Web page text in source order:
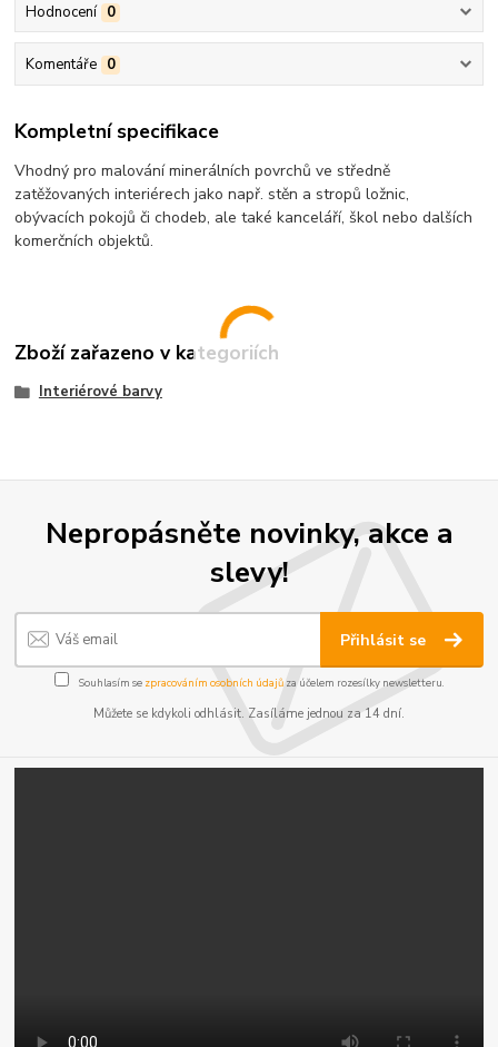
Hodnocení 0
Komentáře 0
Kompletní specifikace
Vhodný pro malování minerálních povrchů ve středně
zatěžovaných interiérech jako např. stěn a stropů ložnic,
obývacích pokojů či chodeb, ale také kanceláří, škol nebo dalších
komerčních objektů.
Zboží zařazeno v kategoriích
Interiérové barvy
Nepropásněte novinky, akce a
slevy!
Přihlásit se
Souhlasím se zpracováním osobních údajůza účelem rozesílky newsletteru.
Můžete se kdykoli odhlásit. Zasíláme jednou za 14 dní.